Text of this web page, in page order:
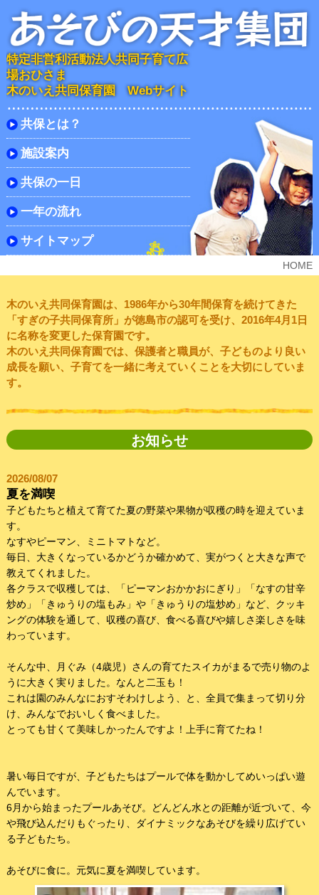
特定非営利活動法人共同子育て広
場おひさま
木のいえ共同保育園 Webサイト
共保とは？
施設案内
共保の一日
一年の流れ
サイトマップ
HOME
木のいえ共同保育園は、1986年から30年間保育を続けてきた
「すぎの子共同保育所」が徳島市の認可を受け、2016年4月1日
に名称を変更した保育園です。
木のいえ共同保育園では、保護者と職員が、子どものより良い
成長を願い、子育てを一緒に考えていくことを大切にしていま
す。
お知らせ
2026/08/07
夏を満喫
子どもたちと植えて育てた夏の野菜や果物が収穫の時を迎えていま
す。
なすやピーマン、ミニトマトなど。
毎日、大きくなっているかどうか確かめて、実がつくと大きな声で
教えてくれました。
各クラスで収穫しては、「ピーマンおかかおにぎり」「なすの甘辛
炒め」「きゅうりの塩もみ」や「きゅうりの塩炒め」など、クッキ
ングの体験を通して、収穫の喜び、食べる喜びや嬉しさ楽しさを味
わっています。
そんな中、月ぐみ（4歳児）さんの育てたスイカがまるで売り物のよ
うに大きく実りました。なんと二玉も！
これは園のみんなにおすそわけしよう、と、全員で集まって切り分
け、みんなでおいしく食べました。
とっても甘くて美味しかったんですよ！上手に育てたね！
暑い毎日ですが、子どもたちはプールで体を動かしてめいっぱい遊
んでいます。
6月から始まったプールあそび。どんどん水との距離が近づいて、今
や飛び込んだりもぐったり、ダイナミックなあそびを繰り広げてい
る子どもたち。
あそびに食に。元気に夏を満喫しています。